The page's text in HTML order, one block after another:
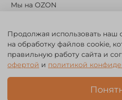
Мы на OZON
Корзина
©️ 2014 - 2024 Forest River.
зн. № 756494
Продолжая использовать наш
на обработку файлов cookie,
правильную работу сайта и
офертой и политикой